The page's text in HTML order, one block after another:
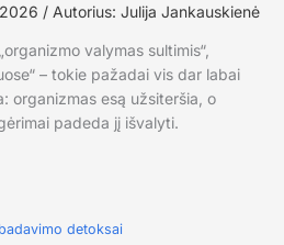
/ Autorius: Julija Jankauskienė
valymas sultimis“,
– tokie pažadai vis dar labai
organizmas esą užsiteršia, o
padeda jį išvalyti.
detoksai